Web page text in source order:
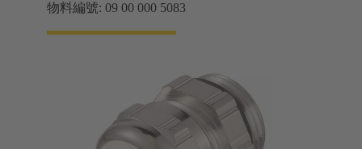
物料編號: 09 00 000 5083